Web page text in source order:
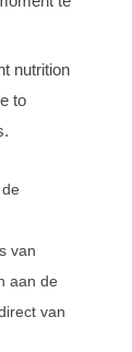
nutrition
to
van
aan de
van